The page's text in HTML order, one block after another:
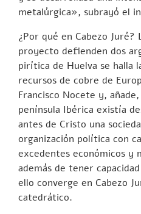
metalúrgica», subrayó el
¿Por qué en Cabezo Juré?
proyecto defienden dos
pirítica de Huelva se halla
recursos de cobre de
Francisco Nocete y,
península Ibérica existía
antes de Cristo una
organización política con
excedentes económicos y
además de tener
ello converge en Cabezo
catedrático.